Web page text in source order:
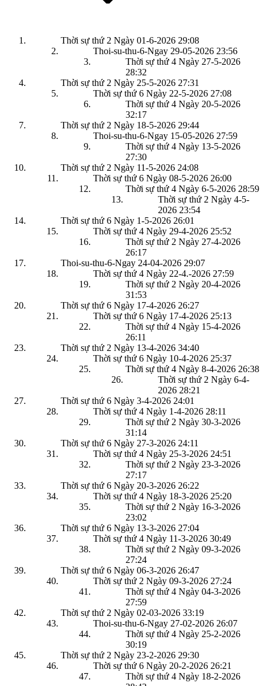
Thời sự thứ 2 Ngày 01-6-2026 29:08
Thoi-su-thu-6-Ngay 29-05-2026 23:56
Thời sự thứ 4 Ngày 27-5-2026
28:32
Thời sự thứ 2 Ngày 25-5-2026 27:31
Thời sự thứ 6 Ngày 22-5-2026 27:08
Thời sự thứ 4 Ngày 20-5-2026
32:17
Thời sự thứ 2 Ngày 18-5-2026 29:44
Thoi-su-thu-6-Ngay 15-05-2026 27:59
Thời sự thứ 4 Ngày 13-5-2026
27:30
Thời sự thứ 2 Ngày 11-5-2026 24:08
Thời sự thứ 6 Ngày 08-5-2026 26:00
Thời sự thứ 4 Ngày 6-5-2026 28:59
Thời sự thứ 2 Ngày 4-5-
2026 23:54
Thời sự thứ 6 Ngày 1-5-2026 26:01
Thời sự thứ 4 Ngày 29-4-2026 25:52
Thời sự thứ 2 Ngày 27-4-2026
26:17
Thoi-su-thu-6-Ngay 24-04-2026 29:07
Thời sự thứ 4 Ngày 22-4.-2026 27:59
Thời sự thứ 2 Ngày 20-4-2026
31:53
Thời sự thứ 6 Ngày 17-4-2026 26:27
Thời sự thứ 6 Ngày 17-4-2026 25:13
Thời sự thứ 4 Ngày 15-4-2026
26:11
Thời sự thứ 2 Ngày 13-4-2026 34:40
Thời sự thứ 6 Ngày 10-4-2026 25:37
Thời sự thứ 4 Ngày 8-4-2026 26:38
Thời sự thứ 2 Ngày 6-4-
2026 28:21
Thời sự thứ 6 Ngày 3-4-2026 24:01
Thời sự thứ 4 Ngày 1-4-2026 28:11
Thời sự thứ 2 Ngày 30-3-2026
31:14
Thời sự thứ 6 Ngày 27-3-2026 24:11
Thời sự thứ 4 Ngày 25-3-2026 24:51
Thời sự thứ 2 Ngày 23-3-2026
27:17
Thời sự thứ 6 Ngày 20-3-2026 26:22
Thời sự thứ 4 Ngày 18-3-2026 25:20
Thời sự thứ 2 Ngày 16-3-2026
23:02
Thời sự thứ 6 Ngày 13-3-2026 27:04
Thời sự thứ 4 Ngày 11-3-2026 30:49
Thời sự thứ 2 Ngày 09-3-2026
27:24
Thời sự thứ 6 Ngày 06-3-2026 26:47
Thời sự thứ 2 Ngày 09-3-2026 27:24
Thời sự thứ 4 Ngày 04-3-2026
27:59
Thời sự thứ 2 Ngày 02-03-2026 33:19
Thoi-su-thu-6-Ngay 27-02-2026 26:07
Thời sự thứ 4 Ngày 25-2-2026
30:19
Thời sự thứ 2 Ngày 23-2-2026 29:30
Thời sự thứ 6 Ngày 20-2-2026 26:21
Thời sự thứ 4 Ngày 18-2-2026